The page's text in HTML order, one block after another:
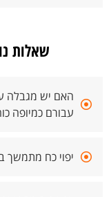
שאלות
האם יש מגבלה
עבורם כמיופה
יפוי כח